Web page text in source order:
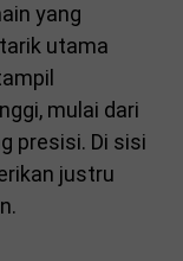
yang
utama
mulai dari
presisi. Di sisi
justru